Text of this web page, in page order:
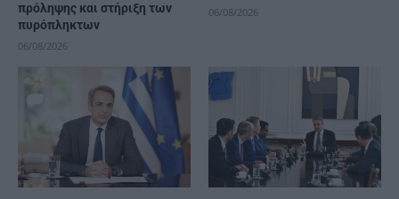
πρόληψης και στήριξη των
πυρόπληκτων
06/08/2026
06/08/2026